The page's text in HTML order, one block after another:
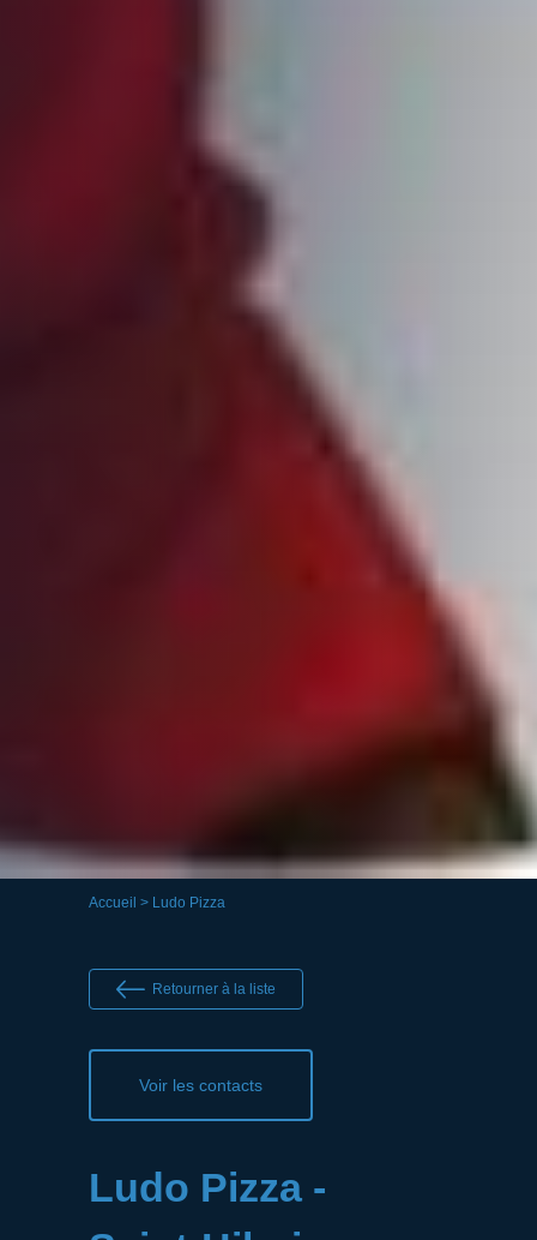
Accueil > Ludo Pizza
Retourner à la liste
Voir les contacts
Ludo Pizza -